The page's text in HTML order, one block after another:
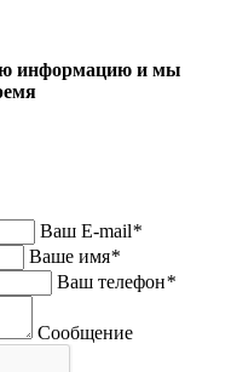
информацию и мы
Ваш E-mail*
Ваше имя*
Ваш телефон*
Сообщение